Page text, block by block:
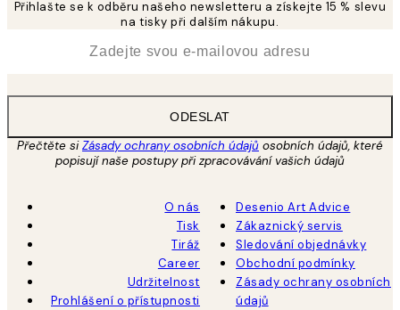
Přihlašte se k odběru našeho newsletteru a získejte 15 % slevu
na tisky při dalším nákupu.
ODESLAT
Přečtěte siZásady ochrany osobních údajů osobních údajů, které
popisují naše postupy při zpracovávání vašich údajů
O nás
Tisk
Tiráž
Career
Udržitelnost
Prohlášení o přístupnosti
Desenio Art Advice
Zákaznický servis
Sledování objednávky
Obchodní podmínky
Zásady ochrany osobních
údajů